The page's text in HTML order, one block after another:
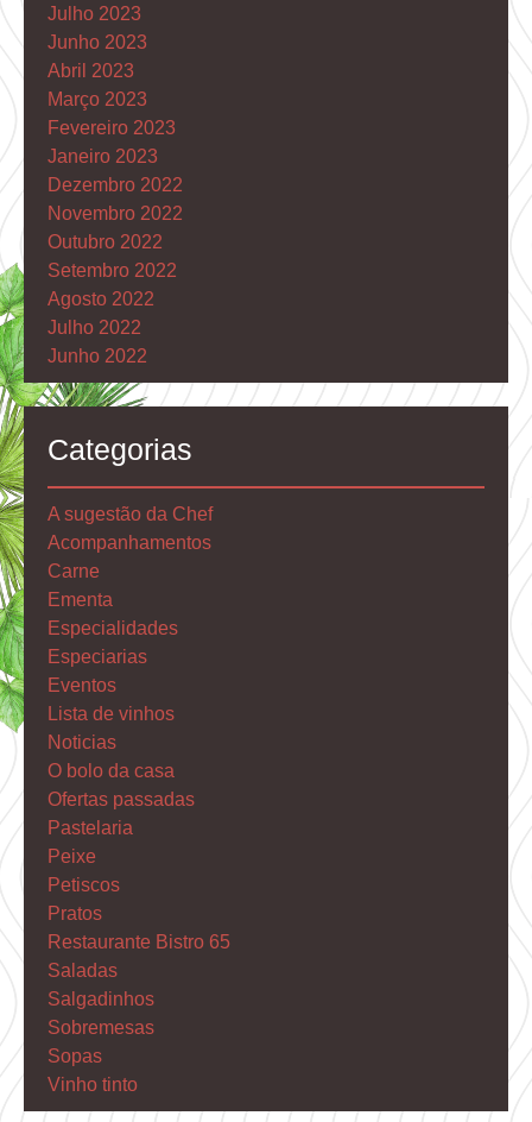
Julho 2023
Junho 2023
Abril 2023
Março 2023
Fevereiro 2023
Janeiro 2023
Dezembro 2022
Novembro 2022
Outubro 2022
Setembro 2022
Agosto 2022
Julho 2022
Junho 2022
Categorias
A sugestão da Chef
Acompanhamentos
Carne
Ementa
Especialidades
Especiarias
Eventos
Lista de vinhos
Noticias
O bolo da casa
Ofertas passadas
Pastelaria
Peixe
Petiscos
Pratos
Restaurante Bistro 65
Saladas
Salgadinhos
Sobremesas
Sopas
Vinho tinto